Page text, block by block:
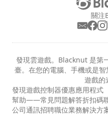
關注
發現雲遊戲。Blacknut 是第
臺。在您的電腦、手機或是
遊戲的
發現遊戲控制器優惠應用程式
幫助——常見問題解答折扣碼
公司通訊招聘職位業務解決方